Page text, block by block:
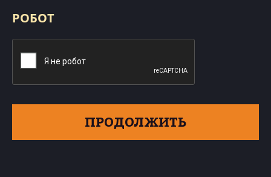
РОБОТ
ПРОДОЛЖИТЬ